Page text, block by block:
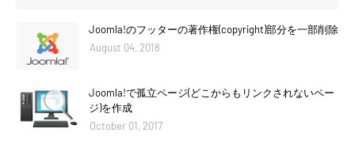
Joomla!のフッターの著作権(copyright)部分を一部削除
August 04, 2018
Joomla!で孤立ページ(どこからもリンクされないペー
ジ)を作成
October 01, 2017